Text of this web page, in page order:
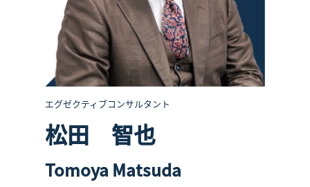
エグゼクティブコンサルタント
松田 智也
Tomoya Matsuda